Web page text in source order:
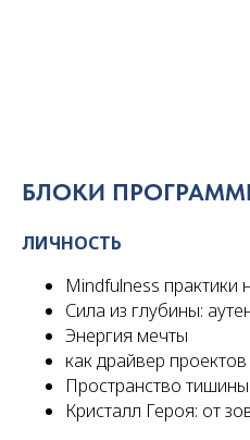
БЛОКИ
ЛИЧНОСТЬ
Mindfulness практики
Сила из глубины:
Энергия мечты
как драйвер проектов
Пространство
Кристалл Героя: от